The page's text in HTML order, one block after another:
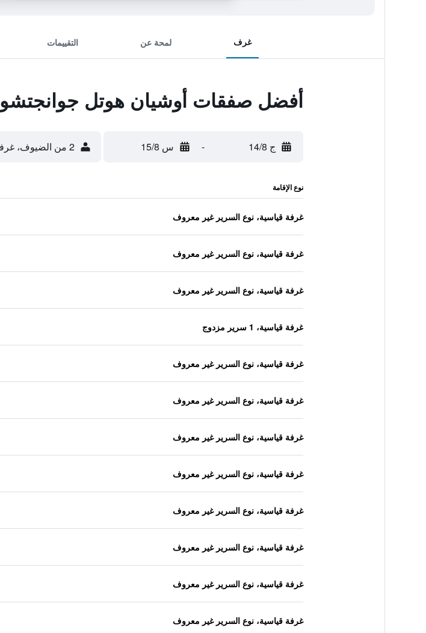
غرف لمحة عن التقييمات
أفضل صفقات أوشيان هوتل جوانجتشو
ج 14/8 - س 15/8 2 من الضيوف، غرفة واحدة
نوع الإقامة
غرفة قياسية، نوع السرير غير معروف
غرفة قياسية، نوع السرير غير معروف
غرفة قياسية، نوع السرير غير معروف
غرفة قياسية، 1 سرير مزدوج
غرفة قياسية، نوع السرير غير معروف
غرفة قياسية، نوع السرير غير معروف
غرفة قياسية، نوع السرير غير معروف
غرفة قياسية، نوع السرير غير معروف
غرفة قياسية، نوع السرير غير معروف
غرفة قياسية، نوع السرير غير معروف
غرفة قياسية، نوع السرير غير معروف
غرفة قياسية، نوع السرير غير معروف